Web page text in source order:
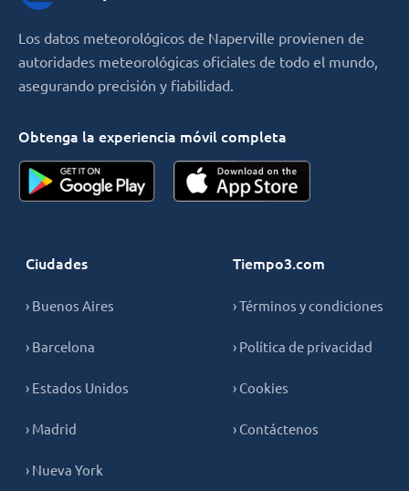
Los datos meteorológicos de Naperville provienen de
autoridades meteorológicas oficiales de todo el mundo,
asegurando precisión y fiabilidad.
Obtenga la experiencia móvil completa
Ciudades
› Buenos Aires
› Barcelona
› Estados Unidos
› Madrid
› Nueva York
Tiempo3.com
› Términos y condiciones
› Política de privacidad
› Cookies
› Contáctenos